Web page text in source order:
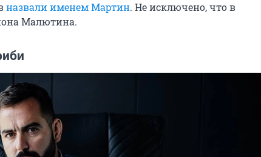
назвали именем Мартин. Не исключено, что в
Малютина.